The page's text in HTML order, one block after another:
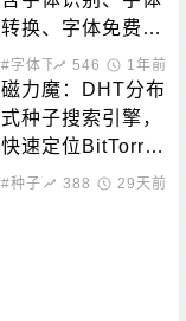
转换、字体免费下
载的站点
#字体下载546 1年前
磁力魔：DHT分布
式种子搜索引擎，
快速定位BitTorre
nt资源
#种子下载 #磁力搜索
388 29天前